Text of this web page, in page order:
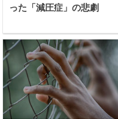
った「減圧症」の悲劇